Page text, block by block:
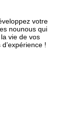
votre
nounous qui
vie de vos
!